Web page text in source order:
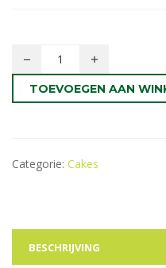
TOEVOEGEN AAN
Categorie: Cakes
BESCHRIJVING